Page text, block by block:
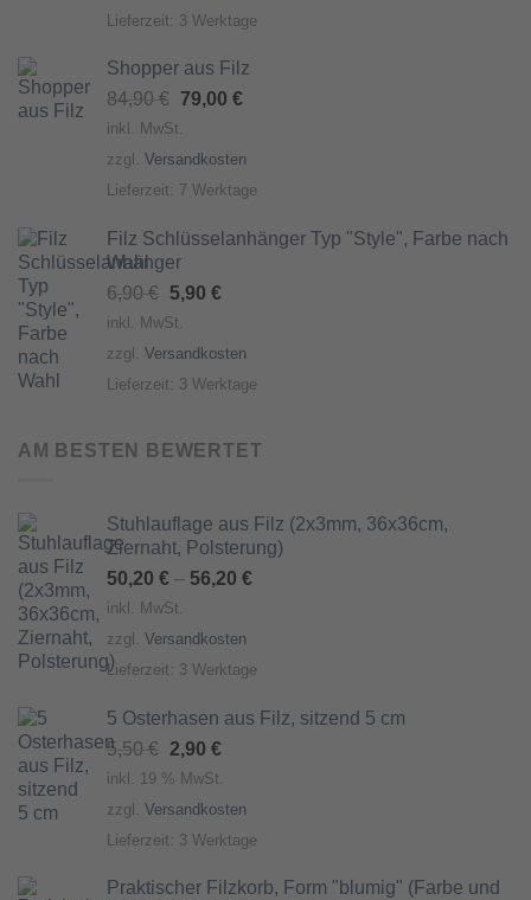
Lieferzeit: 3 Werktage
Shopper aus Filz
84,90 €
Ursprünglicher
79,00 €Aktueller
inkl. MwSt.
zzgl. Versandkosten
Lieferzeit: 7 Werktage
Filz Schlüsselanhänger Typ "Style", Farbe nach
Wahl
6,90 €
Ursprünglicher
Preis
5,90 €Aktueller
inkl. MwSt.
zzgl. Versandkosten
Lieferzeit: 3 Werktage
AM BESTEN BEWERTET
Stuhlauflage aus Filz (2x3mm, 36x36cm,
Ziernaht, Polsterung)
50,20 € – 56,20 €
inkl. MwSt.
zzgl. Versandkosten
Lieferzeit: 3 Werktage
5 Osterhasen aus Filz, sitzend 5 cm
5,50 €
Ursprünglicher
Preis
2,90 €Aktueller
inkl. 19 % MwSt.
zzgl. Versandkosten
Lieferzeit: 3 Werktage
Praktischer Filzkorb, Form "blumig" (Farbe und